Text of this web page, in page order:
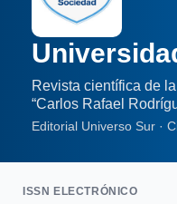
Revista científica de
“Carlos Rafael
Editorial Universo Sur ·
ISSN ELECTRÓNICO